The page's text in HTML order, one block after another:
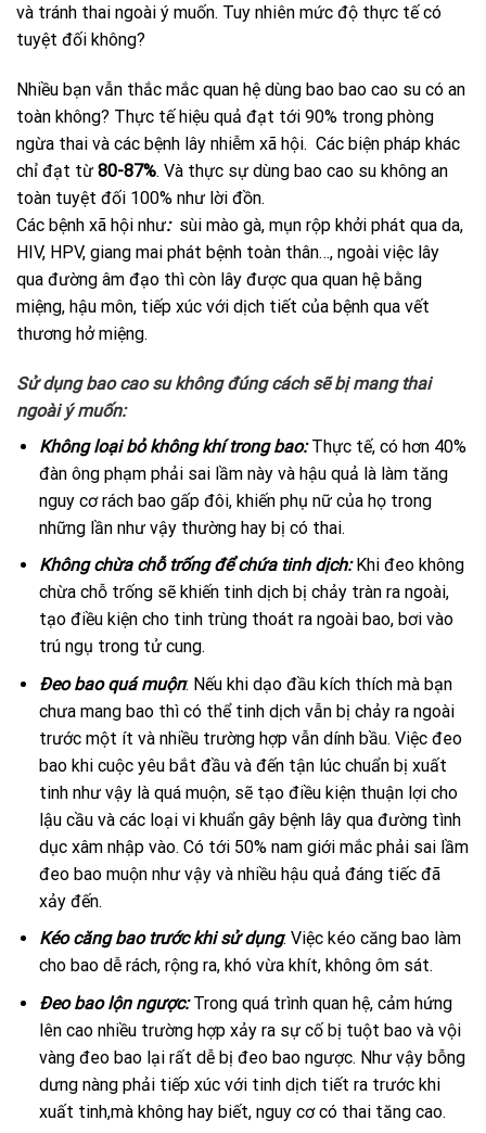
và tránh thai ngoài ý muốn. Tuy nhiên mức độ thực tế có
tuyệt đối không?
Nhiều bạn vẫn thắc mắc quan hệ dùng bao bao cao su có an
toàn không? Thực tế hiệu quả đạt tới 90% trong phòng
ngừa thai và các bệnh lây nhiễm xã hội. Các biện pháp khác
chỉ đạt từ 80-87%. Và thực sự dùng bao cao su không an
toàn tuyệt đối 100% như lời đồn.
Các bệnh xã hội như: sùi mào gà, mụn rộp khởi phát qua da,
HIV, HPV, giang mai phát bệnh toàn thân…, ngoài việc lây
qua đường âm đạo thì còn lây được qua quan hệ bằng
miệng, hậu môn, tiếp xúc với dịch tiết của bệnh qua vết
thương hở miệng.
Sử dụng bao cao su không đúng cách sẽ bị mang thai
ngoài ý muốn:
Không loại bỏ không khí trong bao:Thực tế, có hơn 40%
đàn ông phạm phải sai lầm này và hậu quả là làm tăng
nguy cơ rách bao gấp đôi, khiến phụ nữ của họ trong
những lần như vậy thường hay bị có thai.
Không chừa chỗ trống để chứa tinh dịch:Khi đeo không
chừa chỗ trống sẽ khiến tinh dịch bị chảy tràn ra ngoài,
tạo điều kiện cho tinh trùng thoát ra ngoài bao, bơi vào
trú ngụ trong tử cung.
Đeo bao quá muộn: Nếu khi dạo đầu kích thích mà bạn
chưa mang bao thì có thể tinh dịch vẫn bị chảy ra ngoài
trước một ít và nhiều trường hợp vẫn dính bầu. Việc đeo
bao khi cuộc yêu bắt đầu và đến tận lúc chuẩn bị xuất
tinh như vậy là quá muộn, sẽ tạo điều kiện thuận lợi cho
lậu cầu và các loại vi khuẩn gây bệnh lây qua đường tình
dục xâm nhập vào. Có tới 50% nam giới mắc phải sai lầm
đeo bao muộn như vậy và nhiều hậu quả đáng tiếc đã
xảy đến.
Kéo căng bao trước khi sử dụng: Việc kéo căng bao làm
cho bao dễ rách, rộng ra, khó vừa khít, không ôm sát.
Đeo bao lộn ngược:Trong quá trình quan hệ, cảm hứng
lên cao nhiều trường hợp xảy ra sự cố bị tuột bao và vội
vàng đeo bao lại rất dễ bị đeo bao ngược. Như vậy bỗng
dưng nàng phải tiếp xúc với tinh dịch tiết ra trước khi
xuất tinh,mà không hay biết, nguy cơ có thai tăng cao.